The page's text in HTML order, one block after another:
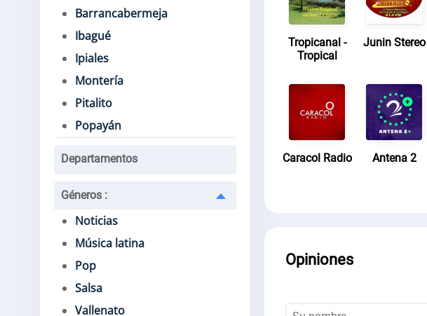
Barrancabermeja
Ibagué
Ipiales
Montería
Pitalito
Popayán
Departamentos
Géneros :
Noticias
Música latina
Pop
Salsa
Vallenato
Tropicanal -
Tropical
Junin Stereo
Caracol Radio Antena 2
Opiniones